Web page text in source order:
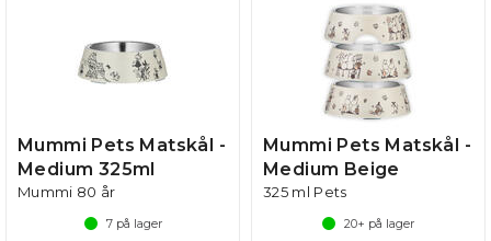
Mummi Pets Matskål -
Medium 325ml
Mummi 80 år
7på lager
Mummi Pets Matskål -
Medium Beige
325 ml Pets
20+ på lager